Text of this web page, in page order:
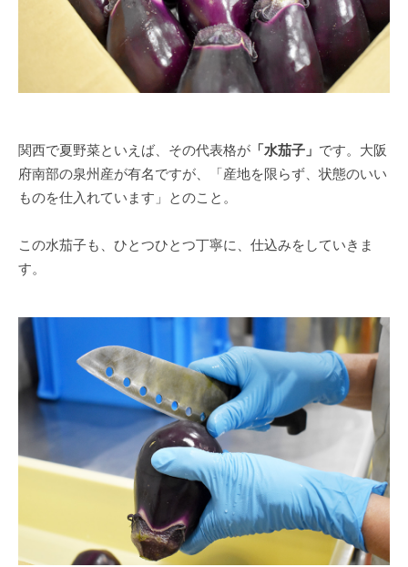
関西で夏野菜といえば、その代表格が 「水茄子」 です。大阪
府南部の泉州産が有名ですが、「産地を限らず、状態のいい
ものを仕入れています」とのこと。
この水茄子も、ひとつひとつ丁寧に、仕込みをしていきま
す。